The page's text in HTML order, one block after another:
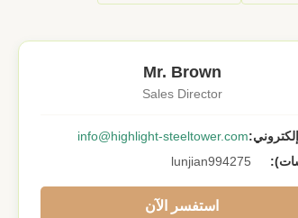
Mr. Brown
Sales Director
info@highlight-steeltower.com
lunjian994275
استفسر الآن